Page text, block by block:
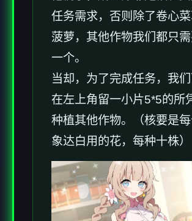
任务需求，否则除了卷心
菠萝，其他作物我们都只
一个。
当却，为了完成任务，我
在左上角留一小片5*5的所
种植其他作物。（核要是
象达白用的花，每种十株）